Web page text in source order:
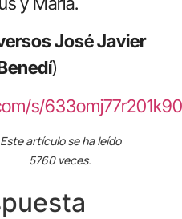
José Javier
)
s/
Este artículo se ha leído
5760 veces.